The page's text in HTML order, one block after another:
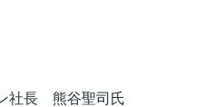
社長 熊谷聖司氏